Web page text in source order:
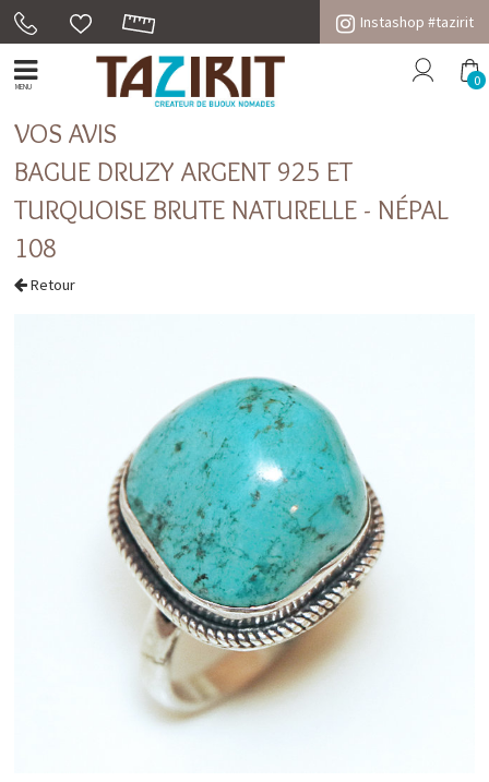
Instashop #tazirit
MENU 0
VOS AVIS
BAGUE DRUZY ARGENT 925 ET
TURQUOISE BRUTE NATURELLE - NÉPAL
108
Retour